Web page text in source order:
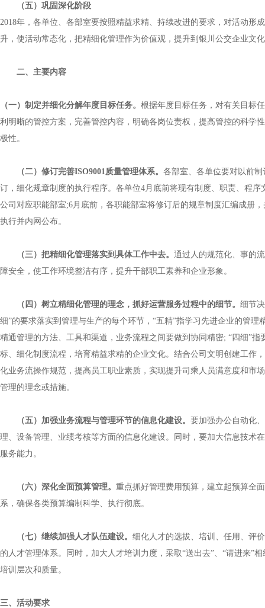
（五）巩固深化阶段
2018年，各单位、各部室要按照精益求精、持续改进的要求，对活动形
升，使活动常态化，把精细化管理作为价值观，提升到银川公交企业文
二、主要内容
（一）制定并细化分解年度目标任务。 根据年度目标任务，对有关目标
利明晰的管控方案，完善管控内容，明确各岗位责权，提高管控的科学
极性。
（二）修订完善ISO9001质量管理体系。 各部室、各单位要对以前
订，细化规章制度的执行程序。各单位4月底前将现有制度、职责、程
公司对应职能部室;6月底前，各职能部室将修订后的规章制度汇编成册
执行并内网公布。
（三）把精细化管理落实到具体工作中去。 通过人的规范化、事的
障安全，使工作环境整洁有序，提升干部职工素养和企业形象。
（四）树立精细化管理的理念，抓好运营服务过程中的细节。 细节
细”的要求落实到管理与生产的每个环节，“五精”指学习先进企业的管
精通管理的方法、工具和渠道，业务流程之间要做到协同精密; “四细”指
标、细化制度流程，培育精益求精的企业文化。结合公司文明创建工作
化业务流操作规范，提高员工职业素质，实现提升司乘人员满意度和市
管理的理念或措施。
（五）加强业务流程与管理环节的信息化建设。 要加强办公自动化
理、设备管理、业绩考核等方面的信息化建设。同时，要加大信息技术
服务能力。
（六）深化全面预算管理。 重点抓好管理费用预算，建立起预算全
系，确保各类预算编制科学、执行彻底。
（七）继续加强人才队伍建设。 细化人才的选拔、培训、任用、评
的人才管理体系。同时，加大人才培训力度，采取“送出去”、“请进来”
培训层次和质量。
三、活动要求